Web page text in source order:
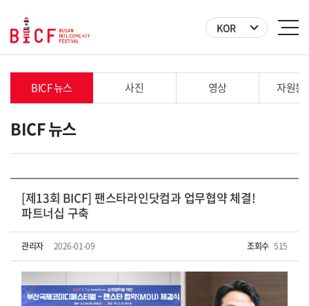
KOR
BICF 뉴스 사진 영상 자원봉
BICF 뉴스
[제13회 BICF] 팬스타라인닷컴과 업무협약 체결!
파트너십 구축
관리자 2026-01-09 조회수 515